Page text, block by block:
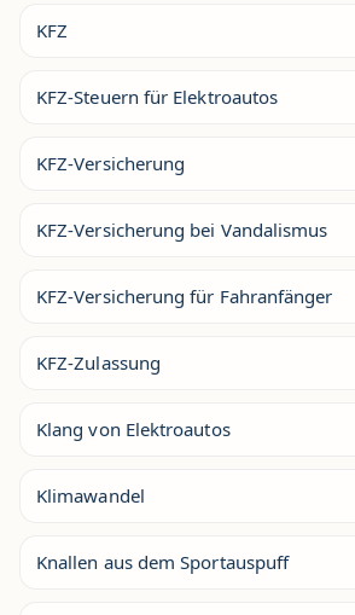
KFZ
KFZ-Steuern für Elektroautos
KFZ-Versicherung
KFZ-Versicherung bei Vandalismus
KFZ-Versicherung für Fahranfänger
KFZ-Zulassung
Klang von Elektroautos
Klimawandel
Knallen aus dem Sportauspuff